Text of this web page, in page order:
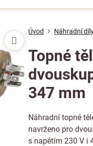
Úvod Náhradní
Topné
347 mm
Náhradní topné
navrženo pro
s napětím 230 V i